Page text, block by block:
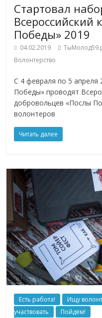
Cтартовал
Всероссийский
Победы» 2019
04.02.2019
Волонтерство
С 4 февраля по 5 апреля
Победы» проводят
добровольцев «Послы
волонтеров
Читать далее
Есть работа! Ищу
участвовать
Пойдём!